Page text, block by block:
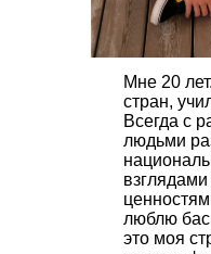
Мне 20
стран,
Всегда с
людьми
люблю
это моя